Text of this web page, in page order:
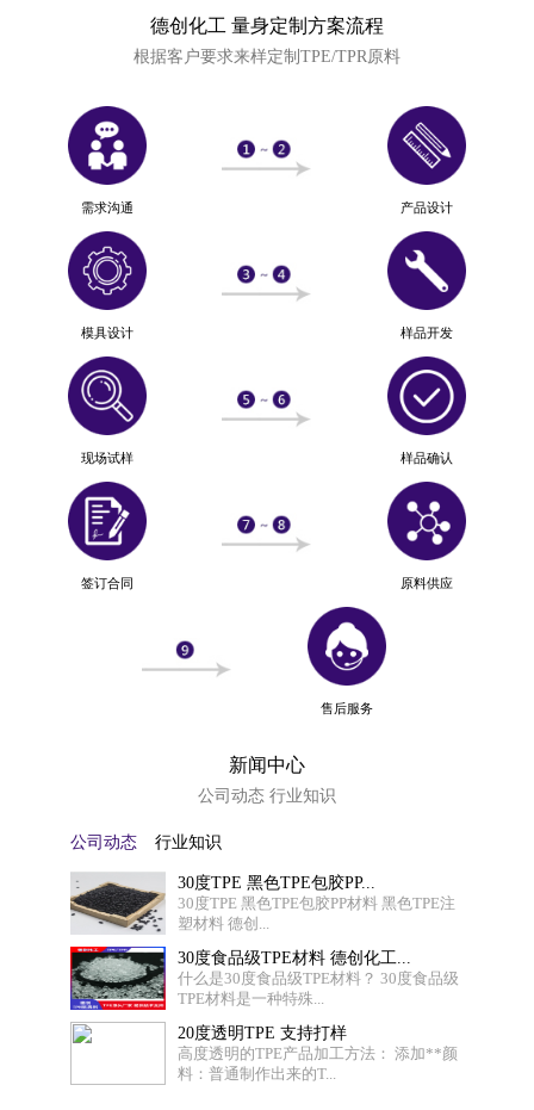
德创化工 量身定制方案流程
根据客户要求来样定制TPE/TPR原料
需求沟通 产品设计
模具设计 样品开发
现场试样 样品确认
签订合同 原料供应
售后服务
新闻中心
公司动态 行业知识
公司动态 行业知识
30度TPE 黑色TPE包胶PP...
30度TPE 黑色TPE包胶PP材料 黑色TPE注
塑材料 德创...
30度食品级TPE材料 德创化工...
什么是30度食品级TPE材料？ 30度食品级
TPE材料是一种特殊...
20度透明TPE 支持打样
高度透明的TPE产品加工方法： 添加**颜
料：普通制作出来的T...